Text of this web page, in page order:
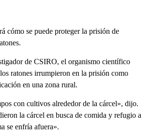
cómo se puede proteger la prisión de
de CSIRO, el organismo científico
ratones irrumpieron en la prisión como
en una zona rural.
con cultivos alrededor de la cárcel», dijo.
la cárcel en busca de comida y refugio a
se enfría afuera».